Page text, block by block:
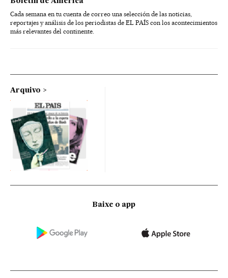
Cada semana en tu cuenta de correo una selección de las noticias,
reportajes y análisis de los periodistas de EL PAÍS con los acontecimientos
más relevantes del continente.
Arquivo
Baixe o app